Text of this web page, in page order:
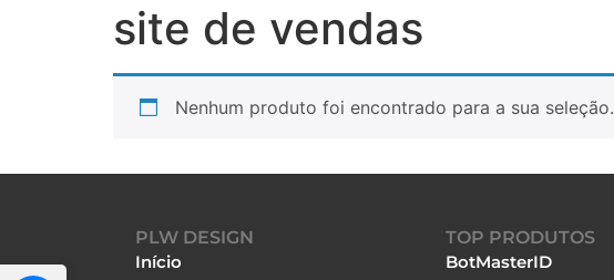
site de vendas
Nenhum produto foi encontrado para a sua seleção.
PLW DESIGN
Início
TOP PRODUTOS
BotMasterID